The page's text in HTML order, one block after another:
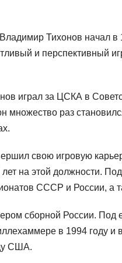
Тихонов начал
и перспективный
играл за ЦСКА в
множество раз
свою игровую
на этой должности.
СССР и России, а
сборной России. Под
в 1994 году и
США.